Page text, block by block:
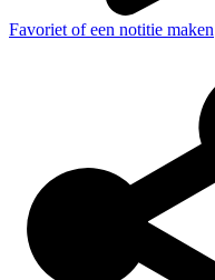
Favoriet of een notitie maken